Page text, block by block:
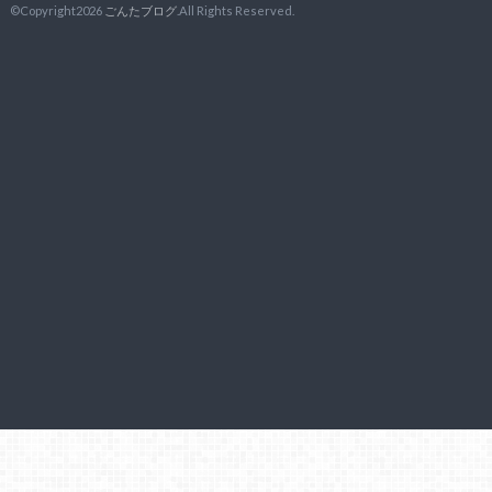
©Copyright2026 ごんたブログ.All Rights Reserved.